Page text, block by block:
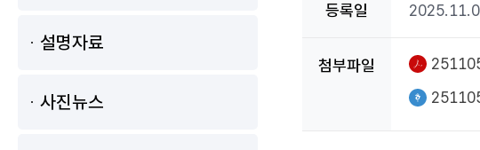
설명자료
사진뉴스
등록일
첨부파일 pdf파
한글파